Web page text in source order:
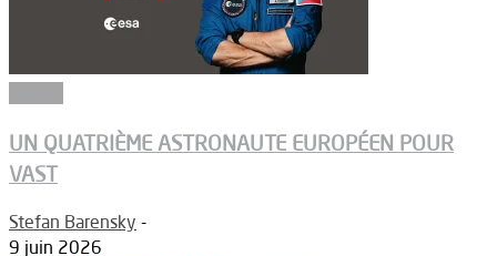
UN QUATRIÈME ASTRONAUTE EUROPÉEN POUR
VAST
Stefan Barensky -
9 juin 2026